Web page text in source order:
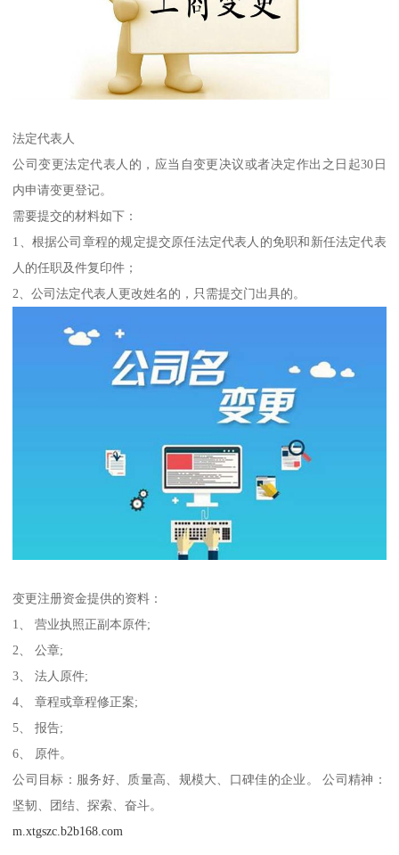
法定代表人
公司变更法定代表人的，应当自变更决议或者决定作出之日起30日
内申请变更登记。
需要提交的材料如下：
1、根据公司章程的规定提交原任法定代表人的免职和新任法定代表
人的任职及件复印件；
2、公司法定代表人更改姓名的，只需提交门出具的。
变更注册资金提供的资料：
1、 营业执照正副本原件;
2、 公章;
3、 法人原件;
4、 章程或章程修正案;
5、 报告;
6、 原件。
公司目标：服务好、质量高、规模大、口碑佳的企业。 公司精神：
坚韧、团结、探索、奋斗。
m.xtgszc.b2b168.com